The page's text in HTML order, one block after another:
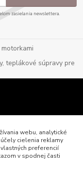
zasielania newslettera.
teplákové súpravy pre
webu, analytické
cielenia reklamy
preferencií
v spodnej časti